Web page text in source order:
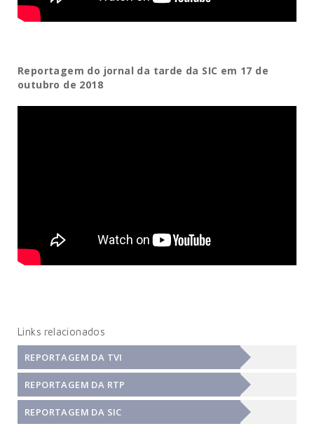
Reportagem do jornal da tarde da SIC em 17 de
outubro de 2018
Links relacionados
REPORTAGEM DA TVI
REPORTAGEM DA RTP
REPORTAGEM DA SIC